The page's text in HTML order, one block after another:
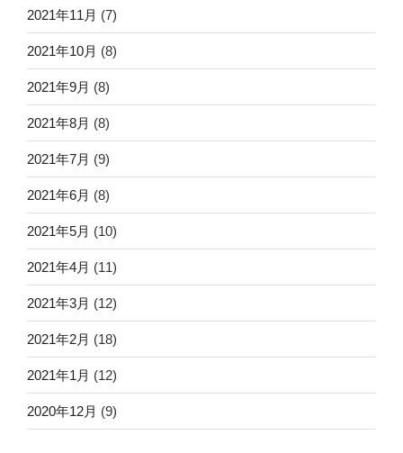
2021年11月 (7)
2021年10月 (8)
2021年9月 (8)
2021年8月 (8)
2021年7月 (9)
2021年6月 (8)
2021年5月 (10)
2021年4月 (11)
2021年3月 (12)
2021年2月 (18)
2021年1月 (12)
2020年12月 (9)